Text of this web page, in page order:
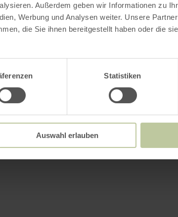
Außerdem geben wir Informationen zu
Werbung und Analysen weiter. Unsere
die Sie ihnen bereitgestellt haben oder die
Statistiken
Auswahl erlauben